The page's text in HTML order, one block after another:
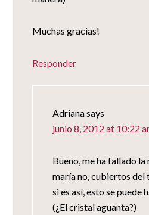
Muchas gracias!
Responder
Adrianasays
junio 8, 2012 at 10:22
Bueno, me ha fallado
maría no, cubiertos del
si es así, esto se puede
(¿El cristal aguanta?)